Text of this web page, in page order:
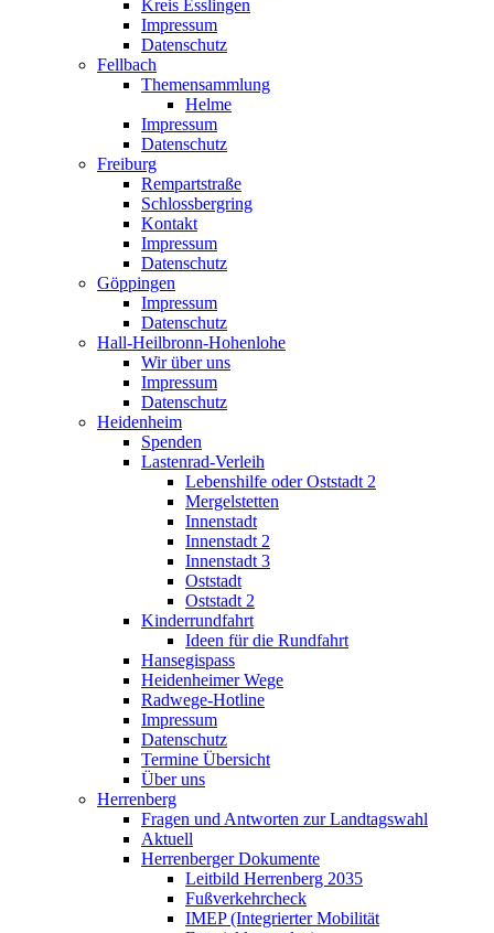
Kreis Esslingen
Impressum
Datenschutz
Fellbach
Themensammlung
Helme
Impressum
Datenschutz
Freiburg
Rempartstraße
Schlossbergring
Kontakt
Impressum
Datenschutz
Göppingen
Impressum
Datenschutz
Hall-Heilbronn-Hohenlohe
Wir über uns
Impressum
Datenschutz
Heidenheim
Spenden
Lastenrad-Verleih
Lebenshilfe oder Oststadt 2
Mergelstetten
Innenstadt
Innenstadt 2
Innenstadt 3
Oststadt
Oststadt 2
Kinderrundfahrt
Ideen für die Rundfahrt
Hansegispass
Heidenheimer Wege
Radwege-Hotline
Impressum
Datenschutz
Termine Übersicht
Über uns
Herrenberg
Fragen und Antworten zur Landtagswahl
Aktuell
Herrenberger Dokumente
Leitbild Herrenberg 2035
Fußverkehrcheck
IMEP (Integrierter Mobilität